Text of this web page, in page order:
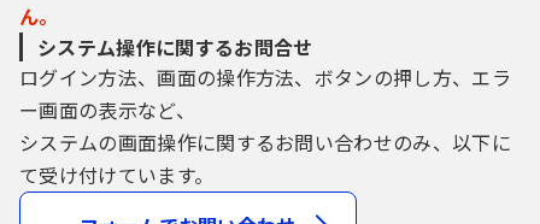
（１）利用者ＩＤ、パスワード、整理番号及
びパスワード（申請データ用）は、
他者に知られないように管理してください。
（２）他者からのパスワード等の照会には応
じないでください。
（３）安全性をより高めるため、パスワード
は、定期的に変更してください。
ん。
システム操作に関するお問合せ
ログイン方法、画面の操作方法、ボタンの押し方、エラ
ー画面の表示など、
システムの画面操作に関するお問い合わせのみ、以下に
て受け付けています。